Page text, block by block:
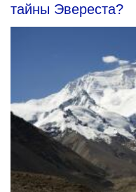
тайны Эвереста?